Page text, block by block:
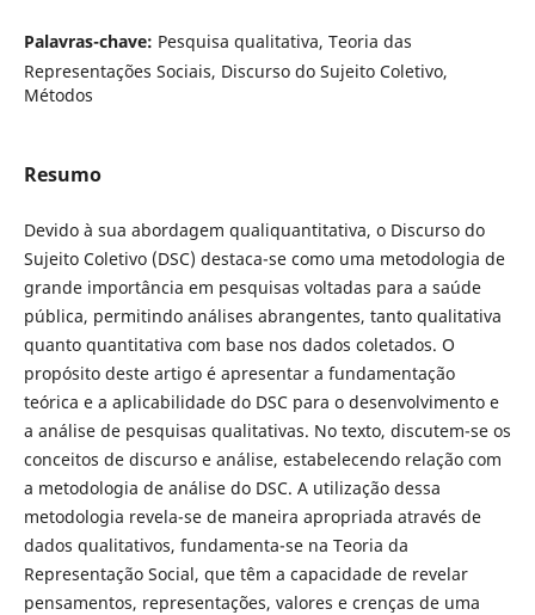
Palavras-chave: Pesquisa qualitativa, Teoria das
Representações Sociais, Discurso do Sujeito Coletivo,
Métodos
Resumo
Devido à sua abordagem qualiquantitativa, o Discurso do
Sujeito Coletivo (DSC) destaca-se como uma metodologia de
grande importância em pesquisas voltadas para a saúde
pública, permitindo análises abrangentes, tanto qualitativa
quanto quantitativa com base nos dados coletados. O
propósito deste artigo é apresentar a fundamentação
teórica e a aplicabilidade do DSC para o desenvolvimento e
a análise de pesquisas qualitativas. No texto, discutem-se os
conceitos de discurso e análise, estabelecendo relação com
a metodologia de análise do DSC. A utilização dessa
metodologia revela-se de maneira apropriada através de
dados qualitativos, fundamenta-se na Teoria da
Representação Social, que têm a capacidade de revelar
pensamentos, representações, valores e crenças de uma